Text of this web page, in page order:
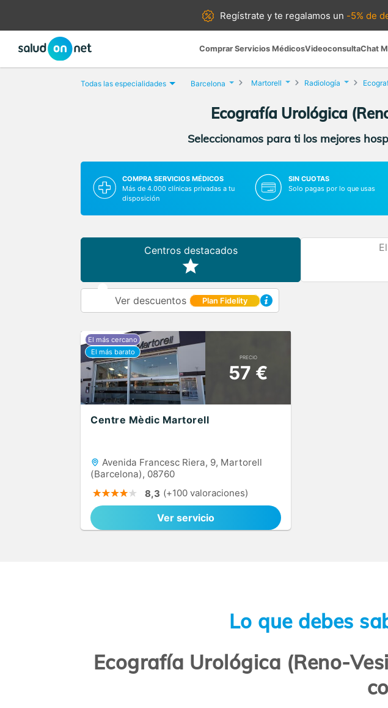
Regístrate yte regalamos un -5% de
Comprar Servicios MédicosVideoconsultaChat
Todas las especialidades Barcelona Martorell Radiología
Ecografía Urológica
Seleccionamos para ti los mejores
COMPRA SERVICIOS MÉDICOS
Más de 4.000 clínicas privadas a tu
disposición
SIN CUOTAS
Solo pagas por lo que usas
Centros destacados
Ver descuentos Plan Fidelity
PRECIO
57 €
Centre Mèdic Martorell
Avenida Francesc Riera, 9, Martorell
(Barcelona), 08760
8,3 (+100 valoraciones)
Ver servicio
Lo que debes
Ecografía Urológica (Reno-